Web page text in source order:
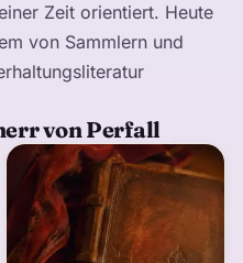
Zeit orientiert. Heute
von Sammlern und
von Perfall